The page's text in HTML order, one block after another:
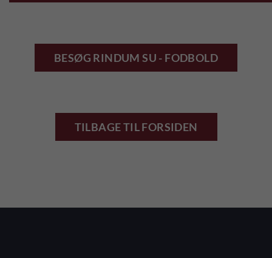
BESØG RINDUM SU - FODBOLD
TILBAGE TIL FORSIDEN